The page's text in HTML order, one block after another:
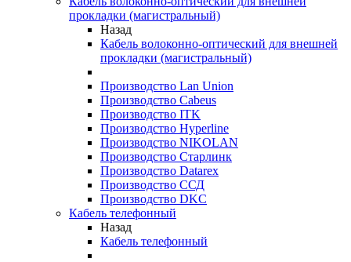
прокладки (магистральный)
Назад
Кабель волоконно-оптический для внешней
прокладки (магистральный)
Производство Lan Union
Производство Cabeus
Производство ITK
Производство Hyperline
Производство NIKOLAN
Производство Старлинк
Производство Datarex
Производство ССД
Производство DKC
Кабель телефонный
Назад
Кабель телефонный